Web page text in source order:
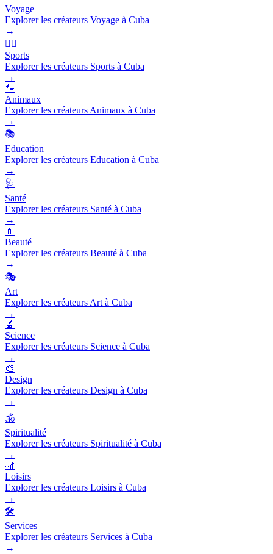
Voyage
Explorer les créateurs Voyage à Cuba
→
🏃‍♂️
Sports
Explorer les créateurs Sports à Cuba
→
🐾
Animaux
Explorer les créateurs Animaux à Cuba
→
📚
Education
Explorer les créateurs Education à Cuba
→
🩺
Santé
Explorer les créateurs Santé à Cuba
→
💄
Beauté
Explorer les créateurs Beauté à Cuba
→
🎭
Art
Explorer les créateurs Art à Cuba
→
🔬
Science
Explorer les créateurs Science à Cuba
→
🎨
Design
Explorer les créateurs Design à Cuba
→
🕉️
Spiritualité
Explorer les créateurs Spiritualité à Cuba
→
🎢
Loisirs
Explorer les créateurs Loisirs à Cuba
→
🛠️
Services
Explorer les créateurs Services à Cuba
→